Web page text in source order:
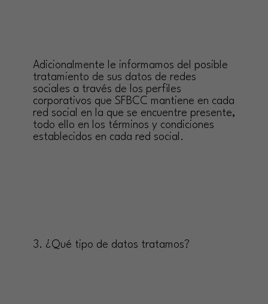
Adicionalmente le informamos del posible
tratamiento de sus datos de redes
sociales a través de los perfiles
corporativos que SFBCC mantiene en cada
red social en la que se encuentre presente,
todo ello en los términos y condiciones
establecidos en cada red social.
3. ¿Qué tipo de datos tratamos?